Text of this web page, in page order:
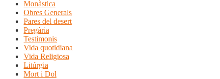
Monàstica
Obres Generals
Pares del desert
Pregària
Testimonis
Vida quotidiana
Vida Religiosa
Litúrgia
Mort i Dol